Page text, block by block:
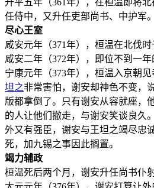
任侍中，又升任吏部尚书、中护军。
尽心王室
咸安元年（371年），桓温在北伐
咸安二年（372年），即位不到一
宁康元年（373年），桓温入京朝
坦之非常害怕，谢安却神色不变，
版都拿倒了。只有谢安从容就座，
的人让他们撤走，与谢安笑谈良久
外又有强臣，谢安与王坦之竭尽忠
死，加九锡之事因此搁置。
竭力辅政
桓温死后两个月，谢安升任尚书仆